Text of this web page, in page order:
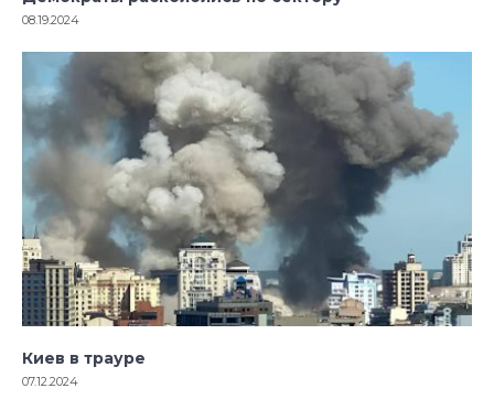
08.19.2024
Киев в трауре
07.12.2024